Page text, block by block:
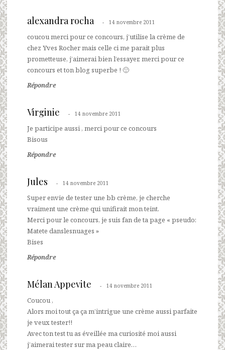
alexandra rocha 14 novembre 2011
coucou merci pour ce concours, j’utilise la crème de
chez Yves Rocher mais celle ci me parait plus
prometteuse, j’aimerai bien l’essayer, merci pour ce
concours et ton blog superbe ! 🙂
Répondre
Virginie 14 novembre 2011
Je participe aussi , merci pour ce concours
Bisous
Répondre
Jules 14 novembre 2011
Super envie de tester une bb crème, je cherche
vraiment une crème qui unifirait mon teint.
Merci pour le concours, je suis fan de ta page « pseudo:
Matete danslesnuages »
Bises
Répondre
Mélan Appevite 14 novembre 2011
Coucou ,
Alors moi tout ça ça m’intrigue une crème aussi parfaite
je veux tester!!
Avec ton test tu as éveillée ma curiosité moi aussi
j’aimerai tester sur ma peau claire…